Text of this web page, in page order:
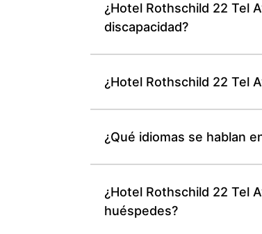
¿Hotel Rothschild 22 Tel
discapacidad?
¿Hotel Rothschild 22 Tel
¿Qué idiomas se hablan
¿Hotel Rothschild 22 Tel
huéspedes?